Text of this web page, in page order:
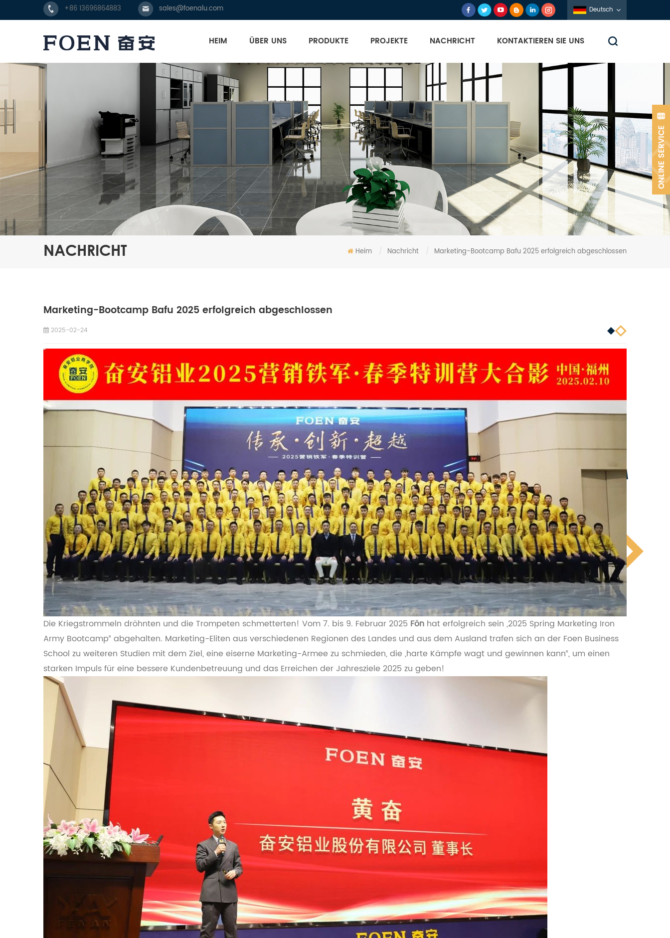
+86 13696864883 sales@foenalu.com Deutsch
HEIM ÜBER UNS PRODUKTE PROJEKTE NACHRICHT KONTAKTIEREN SIE UNS
NACHRICHT Heim / Nachricht / Marketing-Bootcamp Bafu 2025 erfolgreich abgeschlossen
Marketing-Bootcamp Bafu 2025 erfolgreich abgeschlossen
2025-02-24
Die Kriegstrommeln dröhnten und die Trompeten schmetterten! Vom 7. bis 9. Februar 2025 Fön hat erfolgreich sein „2025 Spring Marketing Iron
Army Bootcamp“ abgehalten. Marketing-Eliten aus verschiedenen Regionen des Landes und aus dem Ausland trafen sich an der Foen Business
School zu weiteren Studien mit dem Ziel, eine eiserne Marketing-Armee zu schmieden, die „harte Kämpfe wagt und gewinnen kann“, um einen
starken Impuls für eine bessere Kundenbetreuung und das Erreichen der Jahresziele 2025 zu geben!